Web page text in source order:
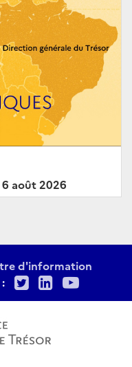
6 août 2026
d'information
TwitterLinkedIn